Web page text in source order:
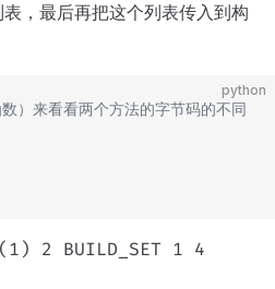
，最后再把这个列表传入到构
python
来看看两个方法的字节码的不同
(1) 2 BUILD_SET 1 4